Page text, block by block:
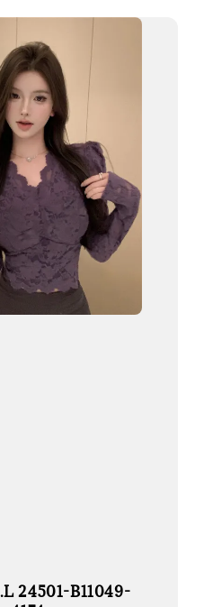
24501-B11049-